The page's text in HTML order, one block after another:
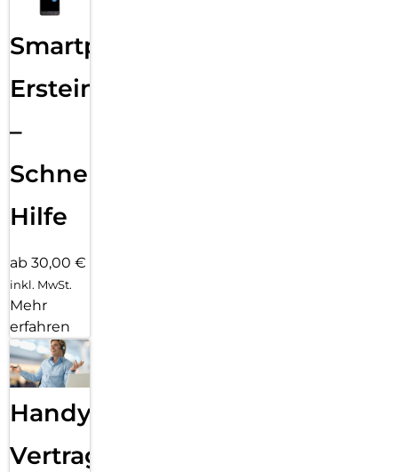
Smartphone
Ersteinrichtung
–
Schnelle
Hilfe
ab 30,00 €
inkl. MwSt.
Mehr
erfahren
Handy
Vertragsabwicklung